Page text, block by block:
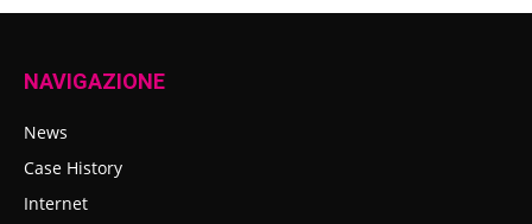
NAVIGAZIONE
News
Case History
Internet